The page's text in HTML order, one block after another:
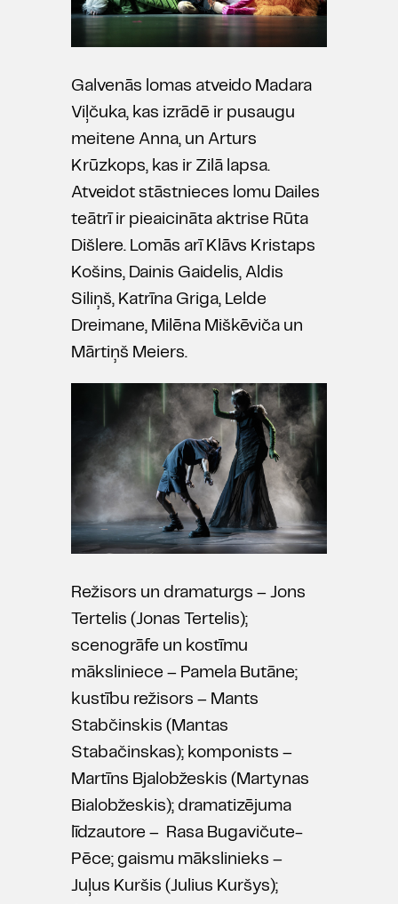
Galvenās lomas atveido Madara
Viļčuka, kas izrādē ir pusaugu
meitene Anna, un Arturs
Krūzkops, kas ir Zilā lapsa.
Atveidot stāstnieces lomu Dailes
teātrī ir pieaicināta aktrise Rūta
Dišlere. Lomās arī Klāvs Kristaps
Košins, Dainis Gaidelis, Aldis
Siliņš, Katrīna Griga, Lelde
Dreimane, Milēna Miškēviča un
Mārtiņš Meiers.
Režisors un dramaturgs – Jons
Tertelis (Jonas Tertelis);
scenogrāfe un kostīmu
māksliniece – Pamela Butāne;
kustību režisors – Mants
Stabčinskis (Mantas
Stabačinskas); komponists –
Martīns Bjalobžeskis (Martynas
Bialobžeskis); dramatizējuma
līdzautore – Rasa Bugavičute-
Pēce; gaismu mākslinieks –
Juļus Kuršis (Julius Kuršys);